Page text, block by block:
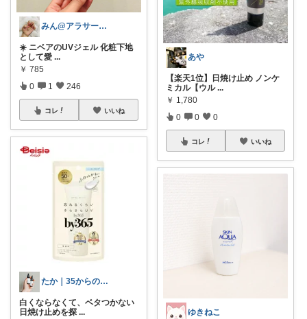
みん@アラサーOLの暮らし
☀️ ニベアのUVジェル 化粧下地
として愛 ...
￥ 785
0 1 246
コレ いいね
たか｜35からの美容
白くならなくて、ベタつかない
日焼け止めを探 ...
あや
【楽天1位】日焼け止め ノンケ
ミカル【ウル ...
￥ 1,780
0 0 0
コレ いいね
ゆきねこ